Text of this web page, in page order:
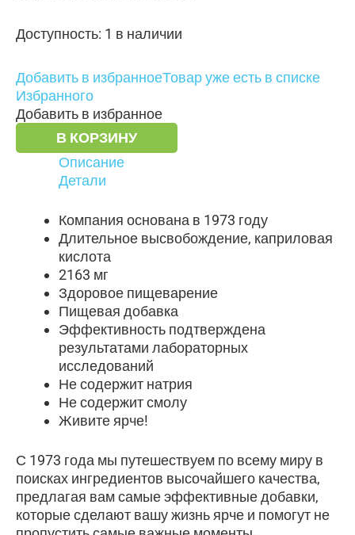
Доступность: 1 в наличии
Добавить в избранноеТовар уже есть в списке
Избранного
Добавить в избранное
В КОРЗИНУ
Описание
Детали
Компания основана в 1973 году
Длительное высвобождение, каприловая
кислота
2163 мг
Здоровое пищеварение
Пищевая добавка
Эффективность подтверждена
результатами лабораторных
исследований
Не содержит натрия
Не содержит смолу
Живите ярче!
С 1973 года мы путешествуем по всему миру в
поисках ингредиентов высочайшего качества,
предлагая вам самые эффективные добавки,
которые сделают вашу жизнь ярче и помогут не